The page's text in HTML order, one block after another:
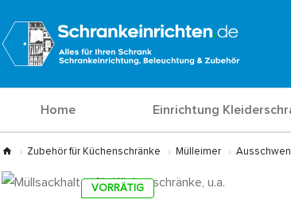
Home Einrichtung
Zubehör für Küchenschränke Mülleimer
VORRÄTIG